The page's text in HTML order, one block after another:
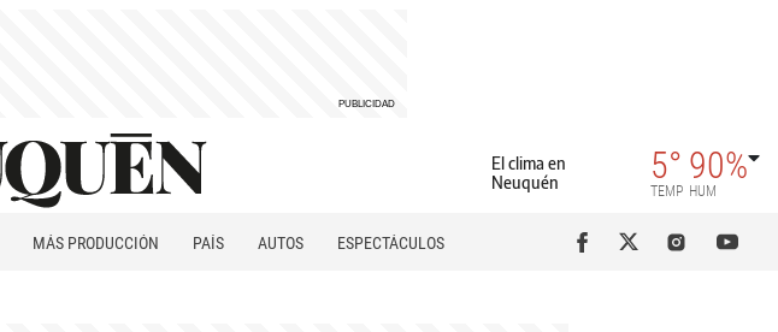
El clima en
Neuquén
5°
TEMP
90%
HUM
MÁS PRODUCCIÓN PAÍS AUTOS
ESPECTÁCULOS